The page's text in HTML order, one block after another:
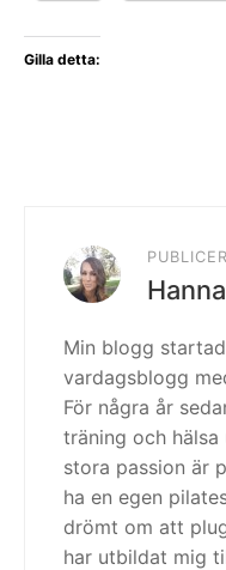
Gilla detta:
Min blogg
vardagsblogg
För några år
träning och
stora passion är
ha en egen
drömt om att
har utbildat mig